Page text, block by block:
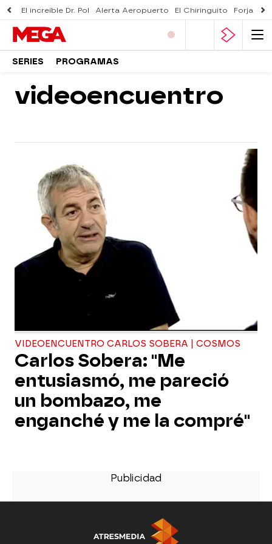
El increíble Dr. Pol Alerta Aeropuerto El Chiringuito Forjado
SERIES PROGRAMAS
videoencuentro
VIDEOENCUENTRO CARLOS SOBERA | COSMOS
Carlos Sobera: "Me
entusiasmó, me pareció
un bombazo, me
enganché y me la compré"